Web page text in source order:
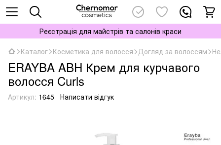
Реєстрація для майстрів та салонів краси
Каталог Косметика для волосся Догляд за волоссям
ERAYBA ABH Крем для курчавого
волосся Curls
Артикул: 1645 Написати відгук